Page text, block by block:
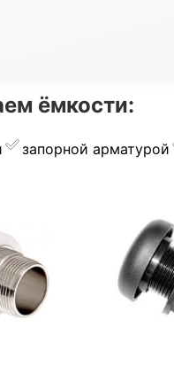
ёмкости:
запорной арматурой